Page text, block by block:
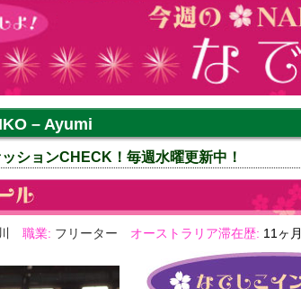
– Ayumi
ションCHECK！毎週水曜更新中！
川職業: フリーター オーストラリア滞在歴: 11ヶ月